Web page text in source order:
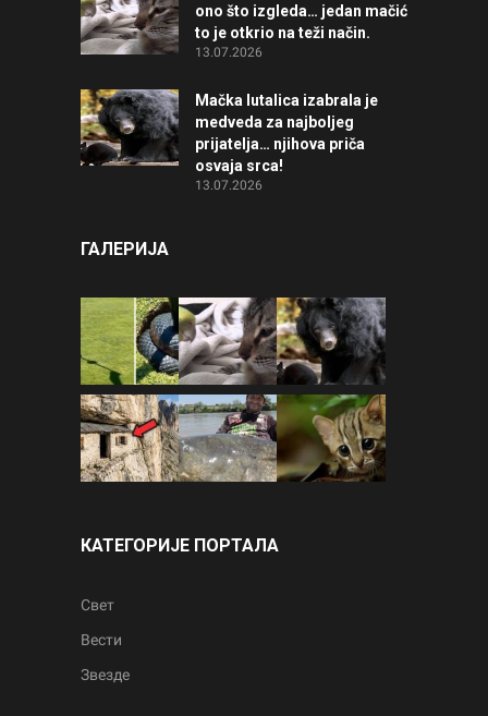
ono što izgleda… jedan mačić
to je otkrio na teži način.
13.07.2026
Mačka lutalica izabrala je
medveda za najboljeg
prijatelja… njihova priča
osvaja srca!
13.07.2026
ГАЛЕРИЈА
КАТЕГОРИЈЕ ПОРТАЛА
Свет
Вести
Звезде